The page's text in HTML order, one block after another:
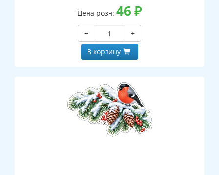
Цена розн: 46 ₽
−
+
В корзину